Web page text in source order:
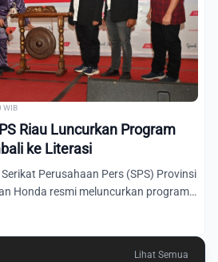
WIB
Riau Luncurkan Program
ke Literasi
Perusahaan Pers (SPS) Provinsi
Honda resmi meluncurkan program
Lihat Semua